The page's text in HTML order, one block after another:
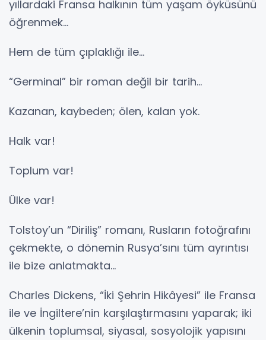
yıllardaki Fransa halkının tüm yaşam öyküsünü
öğrenmek…
Hem de tüm çıplaklığı ile…
“Germinal” bir roman değil bir tarih…
Kazanan, kaybeden; ölen, kalan yok.
Halk var!
Toplum var!
Ülke var!
Tolstoy’un “Diriliş” romanı, Rusların fotoğrafını
çekmekte, o dönemin Rusya’sını tüm ayrıntısı
ile bize anlatmakta…
Charles Dickens, “İki Şehrin Hikâyesi” ile Fransa
ile ve İngiltere’nin karşılaştırmasını yaparak; iki
ülkenin toplumsal, siyasal, sosyolojik yapısını